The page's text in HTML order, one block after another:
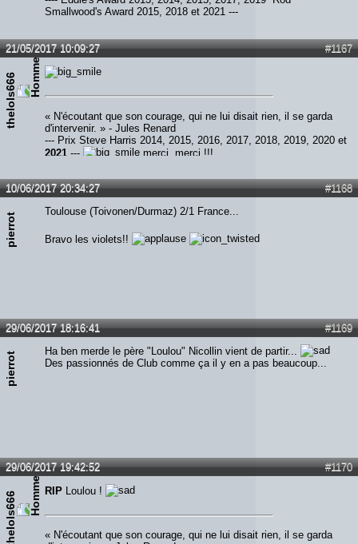
Smallwood's Award 2015, 2018 et 2021 ---
#1167
21/05/2017 10:09:27
thelols666
« N'écoutant que son courage, qui ne lui disait rien, il se garda
d'intervenir. » - Jules Renard
--- Prix Steve Harris 2014, 2015, 2016, 2017, 2018, 2019, 2020 et
2021 --- merci, merci !!!
#1168
10/06/2017 20:34:27
pierrot
Toulouse (Toivonen/Durmaz) 2/1 France...
Bravo les violets!!
#1169
29/06/2017 18:16:41
pierrot
Ha ben merde le père "Loulou" Nicollin vient de partir...
Des passionnés de Club comme ça il y en a pas beaucoup...
#1170
29/06/2017 19:42:52
thelols666 RIP Loulou !
« N'écoutant que son courage, qui ne lui disait rien, il se garda